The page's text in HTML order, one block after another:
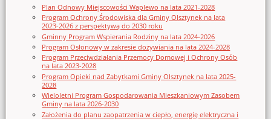
Plan Odnowy Miejscowości Waplewo na lata 2021-2028
Program Ochrony Środowiska dla Gminy Olsztynek na lata
2023-2026 z perspektywą do 2030 roku
Gminny Program Wspierania Rodziny na lata 2024-2026
Program Osłonowy w zakresie dożywiania na lata 2024-2028
Program Przeciwdziałania Przemocy Domowej i Ochrony Osób
na lata 2023-2028
Program Opieki nad Zabytkami Gminy Olsztynek na lata 2025-
2028
Wieloletni Program Gospodarowania Mieszkaniowym Zasobem
Gminy na lata 2026-2030
Założenia do planu zaopatrzenia w ciepło, energię elektryczna i